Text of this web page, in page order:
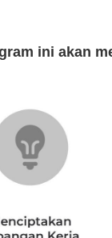
ini akan